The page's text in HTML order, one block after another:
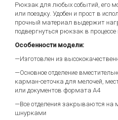
Рюкзак для любых событий, его
или поездку. Удобен и прост в
прочный материал выдержит
подвергнуться рюкзак в процессе
Особенности модели:
—Изготовлен из
—Основное отделение
карман-сеточка для мелочей,
или документов формата А4
—Все отделения закрываются на
шнурками